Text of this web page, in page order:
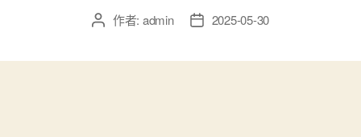
文 作者: admin
文 2025-05-30